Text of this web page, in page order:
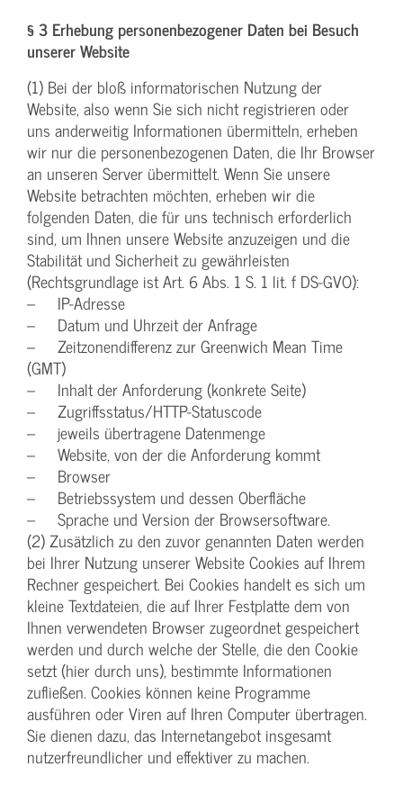
§ 3 Erhebung personenbezogener Daten bei Besuch
unserer Website
(1) Bei der bloß informatorischen Nutzung der
Website, also wenn Sie sich nicht registrieren oder
uns anderweitig Informationen übermitteln, erheben
wir nur die personenbezogenen Daten, die Ihr Browser
an unseren Server übermittelt. Wenn Sie unsere
Website betrachten möchten, erheben wir die
folgenden Daten, die für uns technisch erforderlich
sind, um Ihnen unsere Website anzuzeigen und die
Stabilität und Sicherheit zu gewährleisten
(Rechtsgrundlage ist Art. 6 Abs. 1 S. 1 lit. f DS-GVO):
– IP-Adresse
– Datum und Uhrzeit der Anfrage
– Zeitzonendifferenz zur Greenwich Mean Time
(GMT)
– Inhalt der Anforderung (konkrete Seite)
– Zugriffsstatus/HTTP-Statuscode
– jeweils übertragene Datenmenge
– Website, von der die Anforderung kommt
– Browser
– Betriebssystem und dessen Oberfläche
– Sprache und Version der Browsersoftware.
(2) Zusätzlich zu den zuvor genannten Daten werden
bei Ihrer Nutzung unserer Website Cookies auf Ihrem
Rechner gespeichert. Bei Cookies handelt es sich um
kleine Textdateien, die auf Ihrer Festplatte dem von
Ihnen verwendeten Browser zugeordnet gespeichert
werden und durch welche der Stelle, die den Cookie
setzt (hier durch uns), bestimmte Informationen
zufließen. Cookies können keine Programme
ausführen oder Viren auf Ihren Computer übertragen.
Sie dienen dazu, das Internetangebot insgesamt
nutzerfreundlicher und effektiver zu machen.